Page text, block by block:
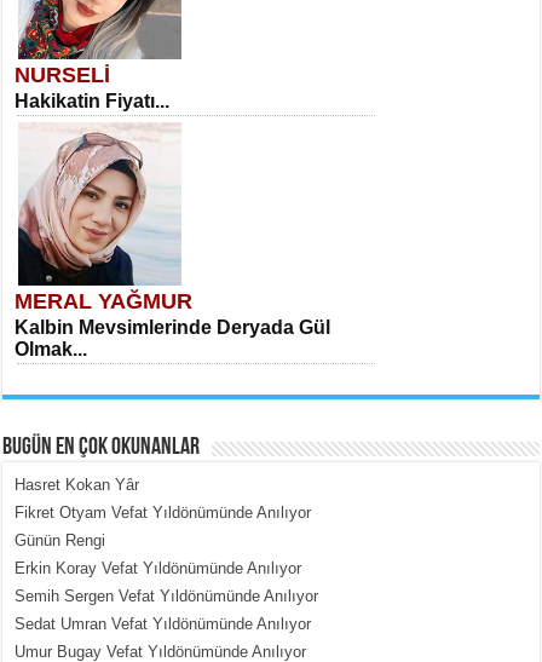
NURSELİ
Hakikatin Fiyatı...
MERAL YAĞMUR
Kalbin Mevsimlerinde Deryada Gül
Olmak...
MEHMET ÇOBAN
İçerdeki Put Dışardaki Maskeler...
BUGÜN EN ÇOK OKUNANLAR
Hasret Kokan Yâr
Fikret Otyam Vefat Yıldönümünde Anılıyor
Günün Rengi
Erkin Koray Vefat Yıldönümünde Anılıyor
Semih Sergen Vefat Yıldönümünde Anılıyor
Sedat Umran Vefat Yıldönümünde Anılıyor
Umur Bugay Vefat Yıldönümünde Anılıyor